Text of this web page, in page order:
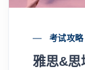
考试攻略
雅思&思